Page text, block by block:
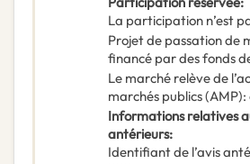
La participation n’est
Projet de passation de
financé par des fonds
Le marché relève de
marchés publics (AMP):
Informations relatives
antérieurs:
Identifiant de l’avis